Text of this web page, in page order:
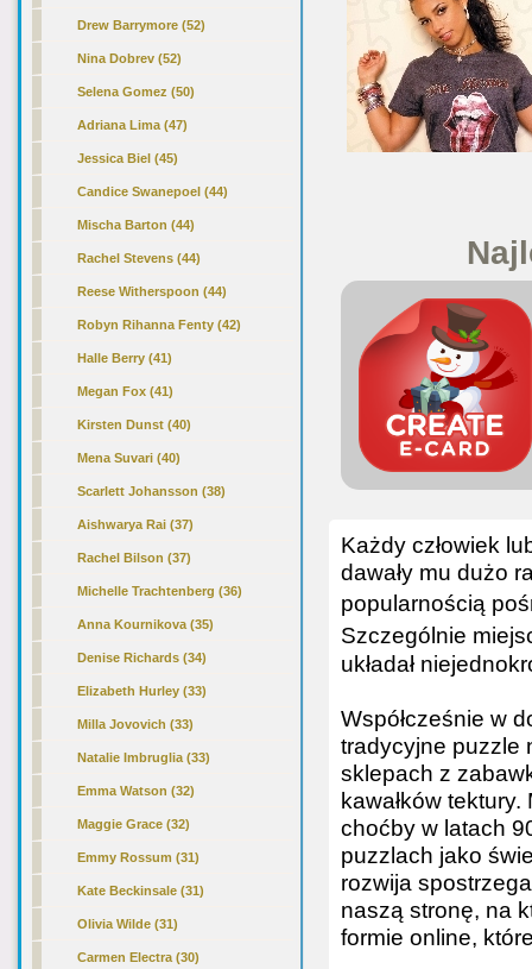
Drew Barrymore (52)
Nina Dobrev (52)
Selena Gomez (50)
Adriana Lima (47)
Jessica Biel (45)
Candice Swanepoel (44)
Mischa Barton (44)
Rachel Stevens (44)
Reese Witherspoon (44)
Robyn Rihanna Fenty (42)
Halle Berry (41)
Megan Fox (41)
Kirsten Dunst (40)
Mena Suvari (40)
Scarlett Johansson (38)
Aishwarya Rai (37)
Rachel Bilson (37)
Michelle Trachtenberg (36)
Anna Kournikova (35)
Denise Richards (34)
Elizabeth Hurley (33)
Milla Jovovich (33)
Natalie Imbruglia (33)
Emma Watson (32)
Maggie Grace (32)
Emmy Rossum (31)
Kate Beckinsale (31)
Olivia Wilde (31)
Carmen Electra (30)
Każdy człowiek
dawały mu dużo
popularnością
Szczególnie
układał
Współcześnie w
tradycyjne puzzle
sklepach z
kawałków
choćby w latach
puzzlach jako
rozwija
naszą stronę, na
formie online,